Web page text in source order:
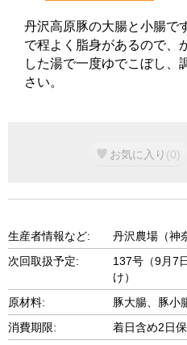
丹沢高原豚の大腸と小腸で
で程よく脂身があるので、
した湯で一度ゆでこぼし、
さい。
お気に入り (0)
生産者情報など:
丹沢農場（神
次回取扱予定:
137号（9月7
け）
原材料:
豚大腸、豚小
消費期限:
着日含め2日